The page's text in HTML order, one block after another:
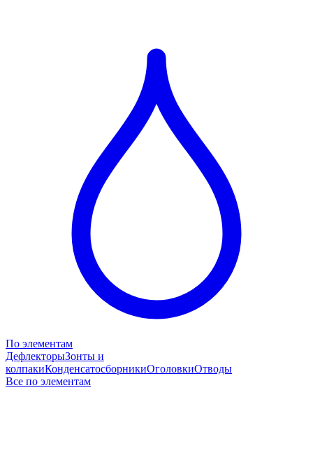
По элементам
ДефлекторыЗонты и
колпакиКонденсатосборникиОголовкиОтводы
Все по элементам